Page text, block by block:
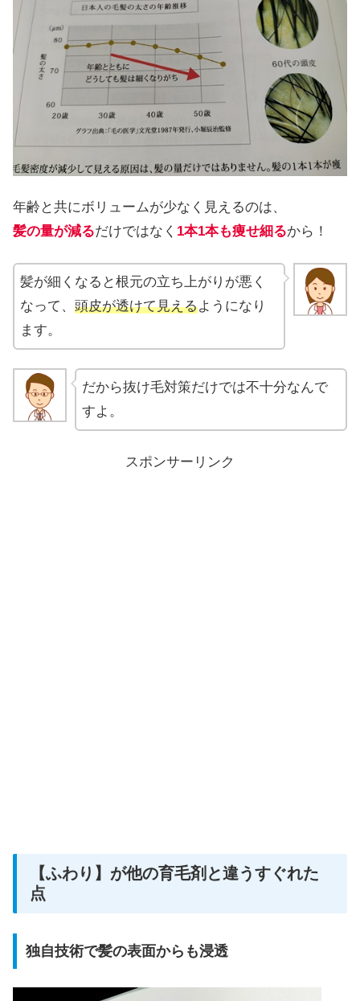
年齢と共にボリュームが少なく見えるのは、
髪の量が減るだけではなく 1本1本も痩せ細るから！
髪が細くなると根元の立ち上がりが悪く
なって、 頭皮が透けて見えるようになり
ます。
だから抜け毛対策だけでは不十分なんで
すよ。
スポンサーリンク
【ふわり】が他の育毛剤と違うすぐれた
点
独自技術で髪の表面からも浸透